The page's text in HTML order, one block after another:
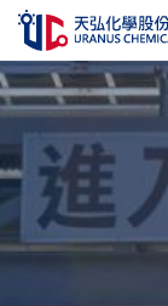
会社概要
製品一覧